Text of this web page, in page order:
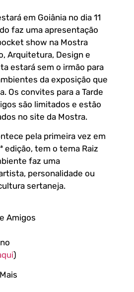
em Goiânia no dia 11
faz uma apresentação
show na Mostra
Arquitetura, Design e
estará sem o irmão para
da exposição que
Os convites para a Tarde
são limitados e estão
no site da Mostra.
pela primeira vez em
edição, tem o tema Raiz
faz uma
personalidade ou
sertaneja.
Amigos
)